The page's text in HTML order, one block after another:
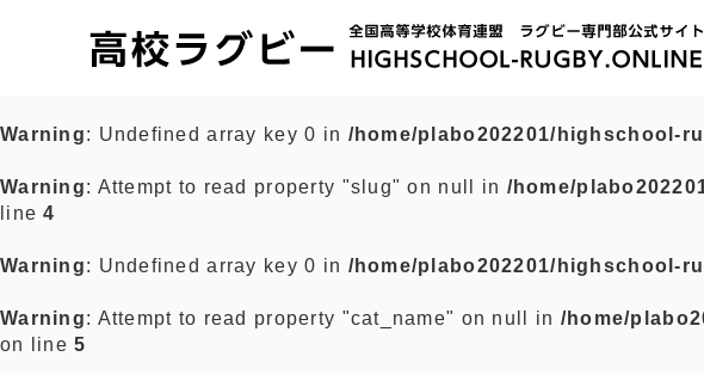
Warning: Undefined array key 0 in /home/plabo202201/highschool-
Warning: Attempt to read property "slug" on null in /home/
line4
Warning: Undefined array key 0 in /home/plabo202201/highschool-
Warning: Attempt to read property "cat_name" on null in /home/
on line5